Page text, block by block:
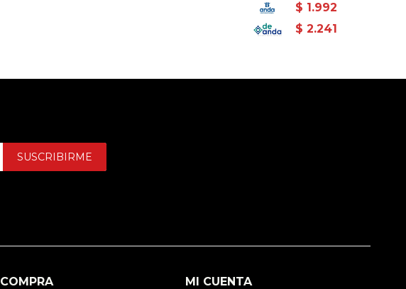
$ 1.992
$ 2.241
COMPRA MI CUENTA
SUSCRIBIRME